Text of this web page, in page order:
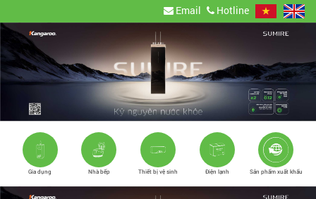
Email Hotline
Gia dụng Nhà bếp Thiết bị vệ sinh Điện lạnh Sản phẩm xuất khẩu